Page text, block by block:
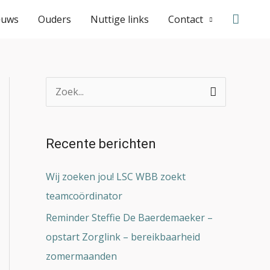
Ouders Nuttige links Contact
k
n
a
Recente berichten
Wij zoeken jou! LSC WBB zoekt
teamcoördinator
Reminder Steffie De Baerdemaeker –
opstart Zorglink – bereikbaarheid
zomermaanden